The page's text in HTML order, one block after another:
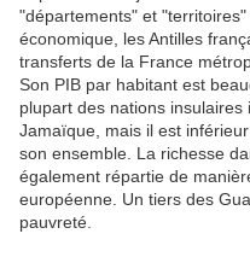
"départements" et
économique, les Antilles
transferts de la France
Son PIB par habitant est
plupart des nations
Jamaïque, mais il est
son ensemble. La richesse
également répartie de
européenne. Un tiers des
pauvreté.